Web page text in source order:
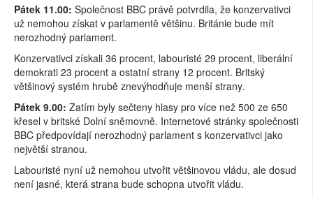
Pátek 11.00: Společnost BBC právě potvrdila, že konzervativci
už nemohou získat v parlamentě většinu. Británie bude mít
nerozhodný parlament.
Konzervativci získali 36 procent, labouristé 29 procent, liberální
demokrati 23 procent a ostatní strany 12 procent. Britský
většinový systém hrubě znevýhodňuje menší strany.
Pátek 9.00: Zatím byly sečteny hlasy pro více než 500 ze 650
křesel v britské Dolní sněmovně. Internetové stránky společnosti
BBC předpovídají nerozhodný parlament s konzervativci jako
největší stranou.
Labouristé nyní už nemohou utvořit většinovou vládu, ale dosud
není jasné, která strana bude schopna utvořit vládu.